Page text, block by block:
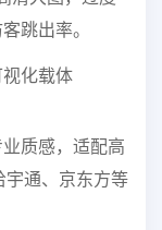
跳出率。
化载体
质感，适配高
宇通、京东方等